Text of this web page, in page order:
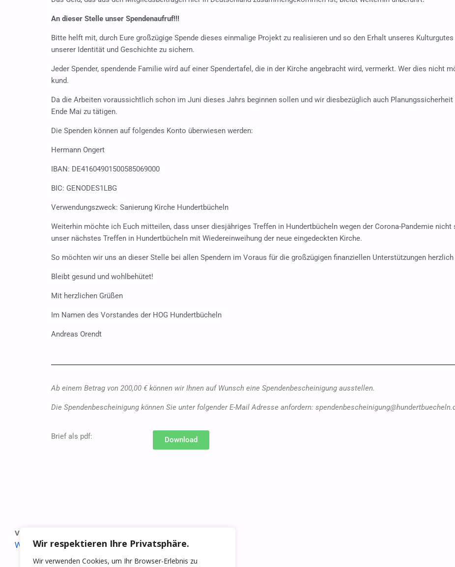
Wir respektieren Ihre Privatsphäre.
Wir verwenden Cookies, um Ihr Browser-Erlebnis zu
An dieser Stelle unser Spendenaufruf!!!
Bitte helft mit, durch Eure großzügige Spende dieses einmalige Projekt zu realisieren und so den Erhalt unseres
unserer Identität und Geschichte zu sichern.
Jeder Spender, spendende Familie wird auf einer Spendertafel, die in der Kirche angebracht wird, vermerkt. Wer dies nicht
kund.
Da die Arbeiten voraussichtlich schon im Juni dieses Jahrs beginnen sollen und wir diesbezüglich auch
Ende Mai zu tätigen.
Die Spenden können auf folgendes Konto überwiesen werden:
Hermann Ongert
IBAN: DE41604901500585069000
BIC: GENODES1LBG
Verwendungszweck: Sanierung Kirche Hundertbücheln
Weiterhin möchte ich Euch mitteilen, dass unser diesjähriges Treffen in Hundertbücheln wegen der Corona-Pandemie
unser nächstes Treffen in Hundertbücheln mit Wiedereinweihung der neue eingedeckten Kirche.
So möchten wir uns an dieser Stelle bei allen Spendern im Voraus für die großzügigen finanziellen Unterstützungen herzlich
Bleibt gesund und wohlbehütet!
Mit herzlichen Grüßen
Im Namen des Vorstandes der HOG Hundertbücheln
Andreas Orendt
Ab einem Betrag von 200,00 € können wir Ihnen auf Wunsch eine Spendenbescheinigung ausstellen.
Die Spendenbescheinigung können Sie unter folgender E-Mail Adresse anfordern:
Brief als pdf: Download
VORHERIGER BEITRAG
Wiedersehen macht Freude